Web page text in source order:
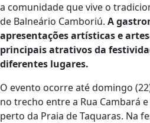
a comunidade que vive o
de Balneário Camboriú. A
apresentações artísticas e
principais atrativos da
diferentes lugares.
O evento ocorre até domingo
no trecho entre a Rua Cambará
perto da Praia de Taquaras. Na